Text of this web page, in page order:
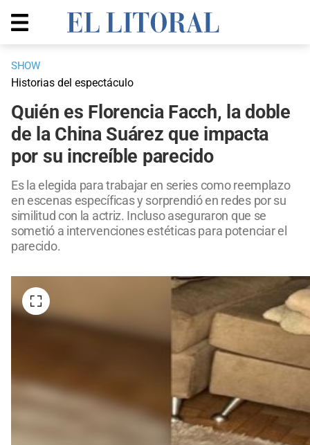
SHOW
Historias del espectáculo
Quién es Florencia Facch, la doble
de la China Suárez que impacta
por su increíble parecido
Es la elegida para trabajar en series como reemplazo
en escenas específicas y sorprendió en redes por su
similitud con la actriz. Incluso aseguraron que se
sometió a intervenciones estéticas para potenciar el
parecido.